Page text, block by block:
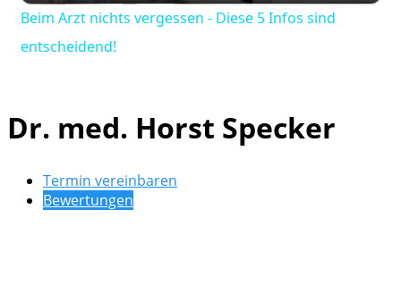
Beim Arzt nichts vergessen - Diese 5 Infos sind
entscheidend!
Dr. med. Horst Specker
Termin vereinbaren
Bewertungen